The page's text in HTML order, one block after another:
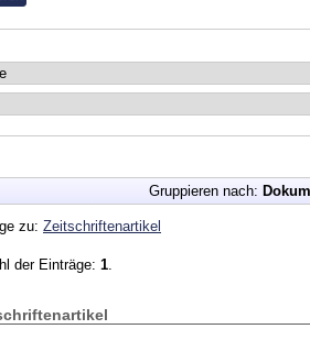
Gruppieren nach:
zu: Zeitschriftenartikel
der Einträge: 1